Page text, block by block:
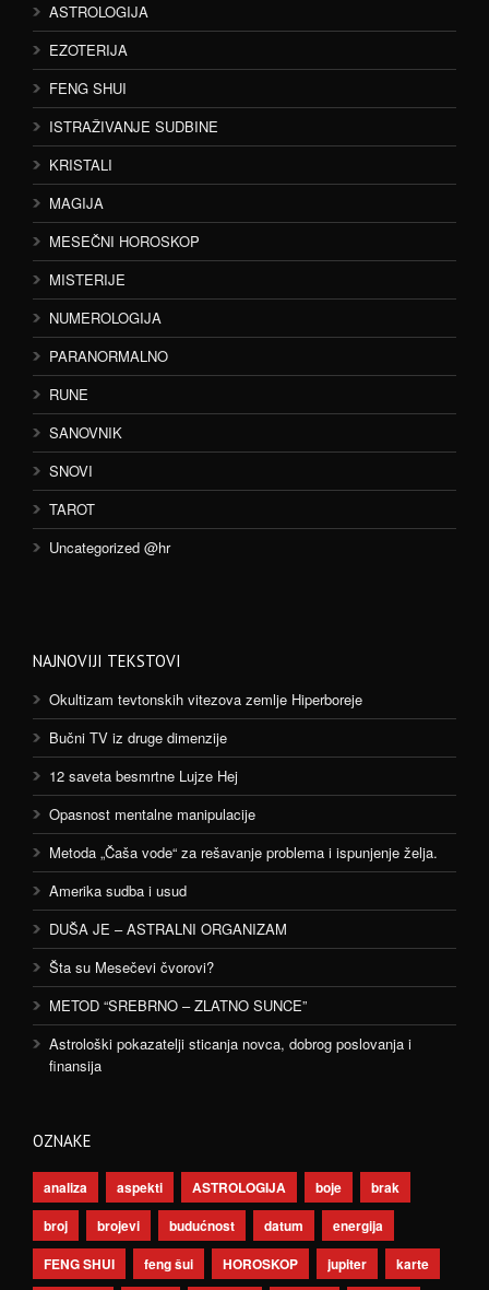
ASTROLOGIJA
EZOTERIJA
FENG SHUI
ISTRAŽIVANJE SUDBINE
KRISTALI
MAGIJA
MESEČNI HOROSKOP
MISTERIJE
NUMEROLOGIJA
PARANORMALNO
RUNE
SANOVNIK
SNOVI
TAROT
Uncategorized @hr
NAJNOVIJI TEKSTOVI
Okultizam tevtonskih vitezova zemlje Hiperboreje
Bučni TV iz druge dimenzije
12 saveta besmrtne Lujze Hej
Opasnost mentalne manipulacije
Metoda „Čaša vode“ za rešavanje problema i ispunjenje želja.
Amerika sudba i usud
DUŠA JE – ASTRALNI ORGANIZAM
Šta su Mesečevi čvorovi?
METOD “SREBRNO – ZLATNO SUNCE”
Astrološki pokazatelji sticanja novca, dobrog poslovanja i
finansija
OZNAKE
analiza aspekti ASTROLOGIJA boje
brak
broj
brojevi budućnost datum
energija
FENG SHUI
feng šui HOROSKOP jupiter karte